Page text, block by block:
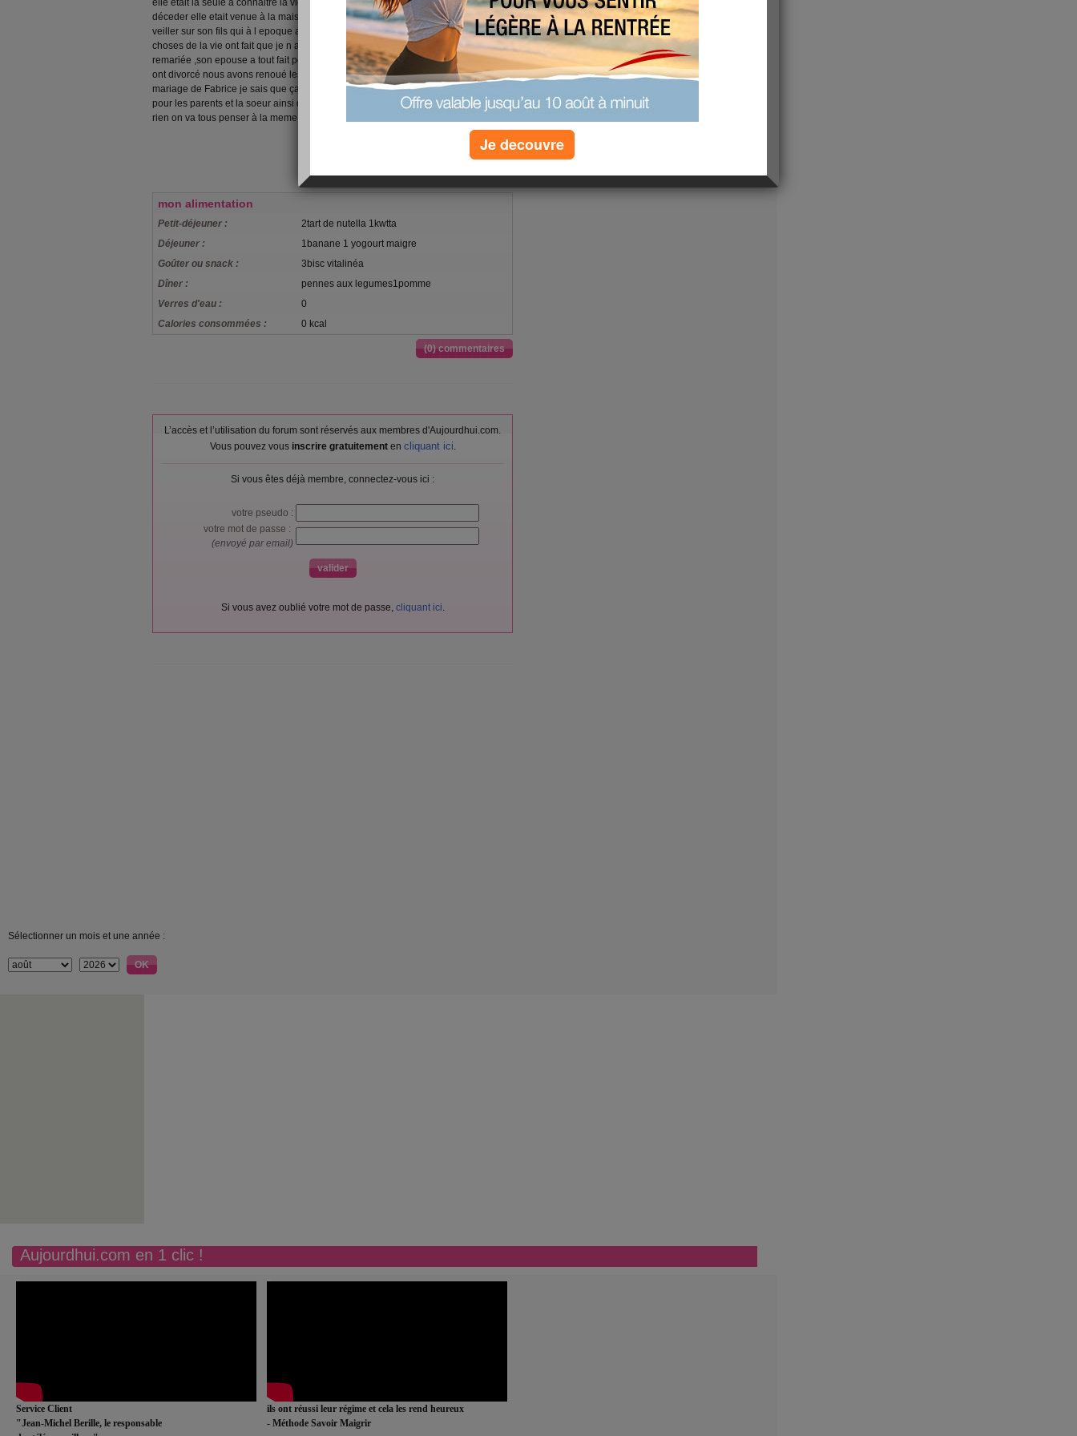
elle etait la seule à connaitre la vie que je menais avec mon ex mari. Avan de
déceder elle etait venue à la maison pendant un mois et elle m a demandé de
veiller sur son fils qui à l epoque avait 6ans quand elle ne serait pls là . Mais les
choses de la vie ont fait que je n ai pas pu tenir ma promesse , son pere s etant
remariée ,son epouse a tout fait pour qu il coupe les ponts avec moi mais quand ils
ont divorcé nous avons renoué les liens . Et meme si je me rejouis d aller au
mariage de Fabrice je sais que ça va etre une triste journée pour moi et meme
pour les parents et la soeur ainsi que pour Fabrice je sais que meme si on ne dira
rien on va tous penser à la meme personne
mon alimentation
Petit-déjeuner :
2tart de nutella 1kwtta
Déjeuner :
1banane 1 yogourt maigre
Goûter ou snack :
3bisc vitalinéa
Dîner :
pennes aux legumes1pomme
Verres d'eau :
0
Calories consommées :
0 kcal
(0) commentaires
L’accès et l’utilisation du forum sont réservés aux membres d'Aujourdhui.com.
Vous pouvez vous inscrire gratuitementen cliquant ici.
Si vous êtes déjà membre, connectez-vous ici :
votre pseudo :
votre mot de passe :
(envoyé par email)
Si vous avez oublié votre mot de passe, cliquant ici.
Sélectionner un mois et une année :
Aujourdhui.com en 1 clic !
Service Client
"Jean-Michel Berille, le responsable
ils ont réussi leur régime et cela les rend heureux
- Méthode Savoir Maigrir
Je decouvre